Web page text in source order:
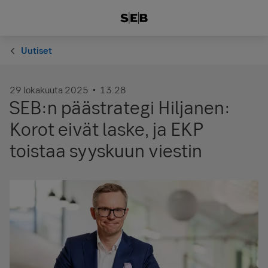
Uutiset
29 lokakuuta 2025 13.28
SEB:n päästrategi Hiljanen:
Korot eivät laske, ja EKP
toistaa syyskuun viestin